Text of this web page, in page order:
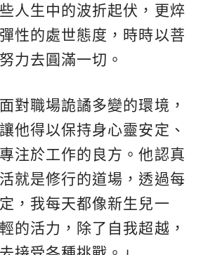
人生中的波折起伏，更焠
性的處世態度，時時以菩
力去圓滿一切。
對職場詭譎多變的環境，
他得以保持身心靈安定、
注於工作的良方。他認真
就是修行的道場，透過每
，我每天都像新生兒一
的活力，除了自我超越，